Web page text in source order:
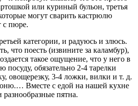
или куриный бульон, третья
могут сварить кастрюлю
с пюре.
категории, и радуюсь и злюсь.
что поесть (извините за каламбур),
такое ощущение, что у него в
посуду, обязательно 2-4 тарелки
овощерезку, 3-4 ложки, вилки и т. д.
Вместе с едой на нашей кухне
разнообразные пятна.